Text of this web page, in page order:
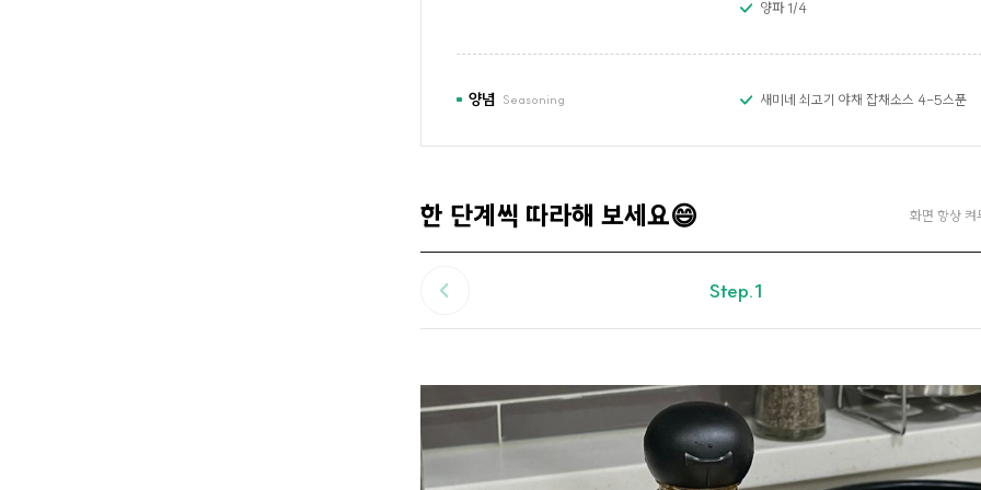
양파 1/4
양념 Seasoning 새미네 쇠고기 야채 잡채소스 4-5스푼
한 단계씩 따라해 보세요😄 화면 항상 켜
Step.1